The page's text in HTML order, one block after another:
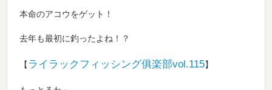
本命のアコウをゲット！
去年も最初に釣ったよね！？
【ライラックフィッシング俱楽部vol.115】